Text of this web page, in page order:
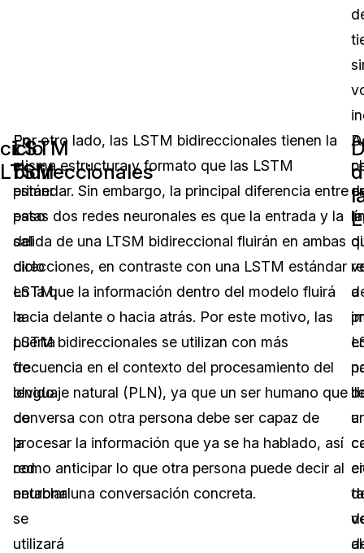
ciclo
LTSM
En
el
primer
paso
del
ciclo
LSTM,
la
puerta
de
olvido
de
la
red
neuronal
se
utilizará
LSTM
bidireccionales
Por otro lado, las LSTM bidireccionales tienen la
misma estructura y formato que las LSTM
estándar. Sin embargo, la principal diferencia entre
estas dos redes neuronales es que la entrada y la
salida de una LTSM bidireccional fluirán en ambas
direcciones, en contraste con una LSTM estándar
en la que la información dentro del modelo fluirá
hacia delante o hacia atrás. Por este motivo, las
LSTM bidireccionales se utilizan con más
frecuencia en el contexto del procesamiento del
lenguaje natural (PLN), ya que un ser humano que
conversa con otra persona debe ser capaz de
procesar la información que ya se ha hablado, así
como anticipar lo que otra persona puede decir al
entablar una conversación concreta.
A
a
a
al